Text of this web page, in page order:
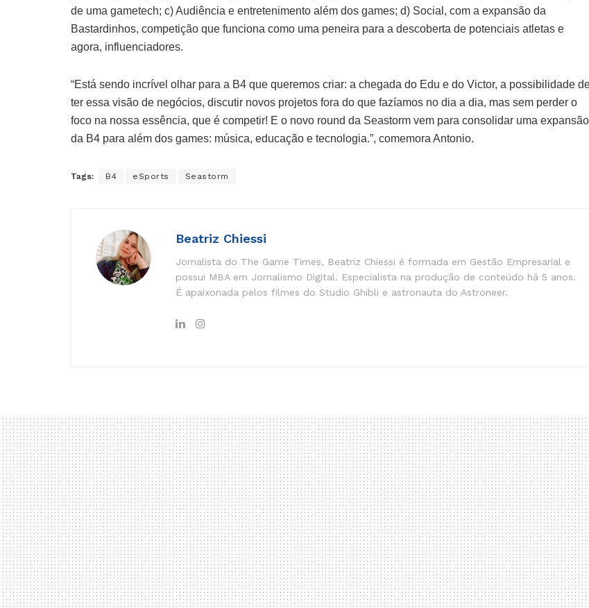
de uma gametech; c) Audiência e entretenimento além dos games; d) Social, com a expansão da
Bastardinhos, competição que funciona como uma peneira para a descoberta de potenciais atletas e
agora, influenciadores.
“Está sendo incrível olhar para a B4 que queremos criar: a chegada do Edu e do Victor, a possibilidade
ter essa visão de negócios, discutir novos projetos fora do que fazíamos no dia a dia, mas sem perder o
foco na nossa essência, que é competir! E o novo round da Seastorm vem para consolidar uma expansão
da B4 para além dos games: música, educação e tecnologia.”, comemora Antonio.
Tags: B4 eSports Seastorm
Beatriz Chiessi
Jornalista do The Game Times, Beatriz Chiessi é formada em Gestão Empresarial e
possui MBA em Jornalismo Digital. Especialista na produção de conteúdo há 5 anos.
É apaixonada pelos filmes do Studio Ghibli e astronauta do Astroneer.